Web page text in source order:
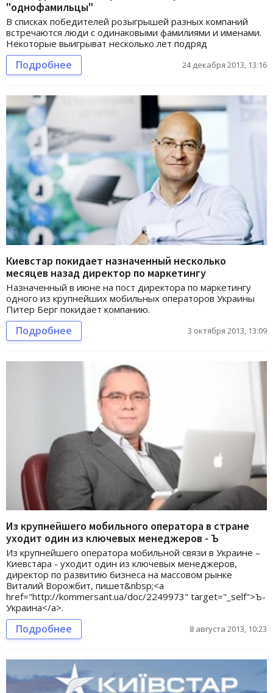
"однофамильцы"
В списках победителей розыгрышей разных компаний
встречаются люди с одинаковыми фамилиями и именами.
Некоторые выигрыват несколько лет подряд
Подробнее 24 декабря 2013, 13:16
Киевстар покидает назначенный несколько
месяцев назад директор по маркетингу
Назначенный в июне на пост директора по маркетингу
одного из крупнейших мобильных операторов Украины
Питер Берг покидает компанию.
Подробнее 3 октября 2013, 13:09
Из крупнейшего мобильного оператора в стране
уходит один из ключевых менеджеров - Ъ
Из крупнейшего оператора мобильной связи в Украине –
Киевстара - уходит один из ключевых менеджеров,
директор по развитию бизнеса на массовом рынке
Виталий Ворожбит, пишет&nbsp;<a
href="http://kommersant.ua/doc/2249973" target="_self">Ъ-
Украина</a>.
Подробнее 8 августа 2013, 10:23